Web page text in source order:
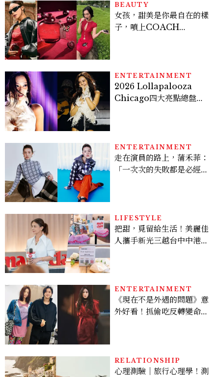
BEAUTY
女孩，甜美是你最自在的樣
子，噴上COACH
ENTERTAINMENT
2026 Lollapalooza
Chicago四大亮點總盤
ENTERTAINMENT
走在演員的路上，蒲禾菲：
「一次次的失敗都是必經過
LIFESTYLE
把甜，覓留給生活！美麗佳
人攜手新光三越台中中港
ENTERTAINMENT
《現在不是外遇的問題》意
外好看！抓偷吃反轉變命
看點懶人包
RELATIONSHIP
心理測驗｜旅行心理學！測